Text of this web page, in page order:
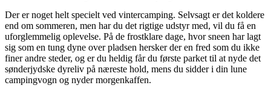
Der er noget helt specielt ved vintercamping. Selvsagt er det koldere
end om sommeren, men har du det rigtige udstyr med, vil du få en
uforglemmelig oplevelse. På de frostklare dage, hvor sneen har lagt
sig som en tung dyne over pladsen hersker der en fred som du ikke
finer andre steder, og er du heldig får du første parket til at nyde det
sønderjydske dyreliv på næreste hold, mens du sidder i din lune
campingvogn og nyder morgenkaffen.